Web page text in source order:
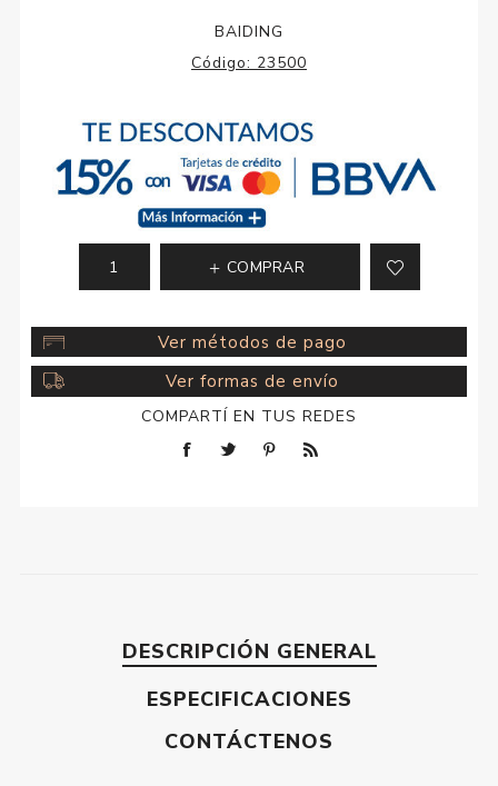
BAIDING
Código: 23500
COMPRAR
Ver métodos de pago
Ver formas de envío
COMPARTÍ EN TUS REDES
DESCRIPCIÓN GENERAL
ESPECIFICACIONES
CONTÁCTENOS